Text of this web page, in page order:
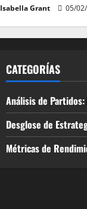
Isabella Grant 05/
CATEGORÍAS
Análisis de
Desglose de
Métricas de